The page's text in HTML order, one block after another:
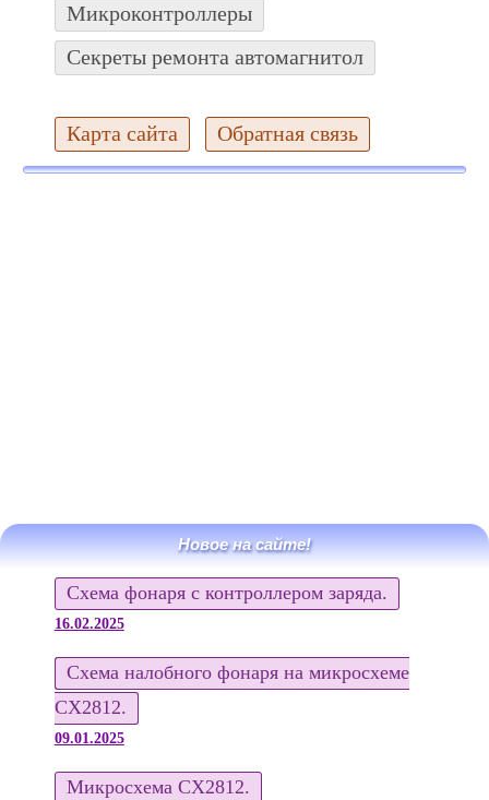
Микроконтроллеры
Секреты ремонта автомагнитол
Карта сайта Обратная связь
Новое на сайте!
Схема фонаря с контроллером заряда.
16.02.2025
Схема налобного фонаря на микросхеме
CX2812.
09.01.2025
Микросхема CX2812.